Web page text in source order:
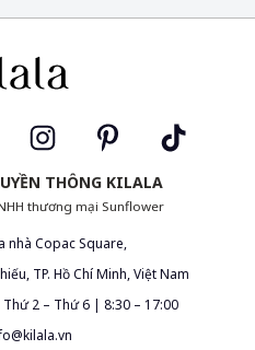
THÔNG KILALA
thương mại Sunflower
nhà Copac Square,
TP. Hồ Chí Minh, Việt Nam
2 – Thứ 6 | 8:30 – 17:00